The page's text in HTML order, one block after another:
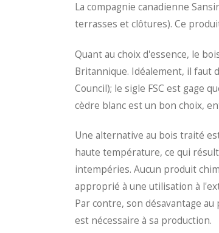
La compagnie canadienne
terrasses et clôtures). Ce
Quant au choix d'essence, le
Britannique. Idéalement, il faut
Council); le sigle FSC est gage
cèdre blanc est un bon choix,
Une alternative au bois traité
haute température, ce qui
intempéries. Aucun produit
approprié à une utilisation à
Par contre, son désavantage
est nécessaire à sa production.